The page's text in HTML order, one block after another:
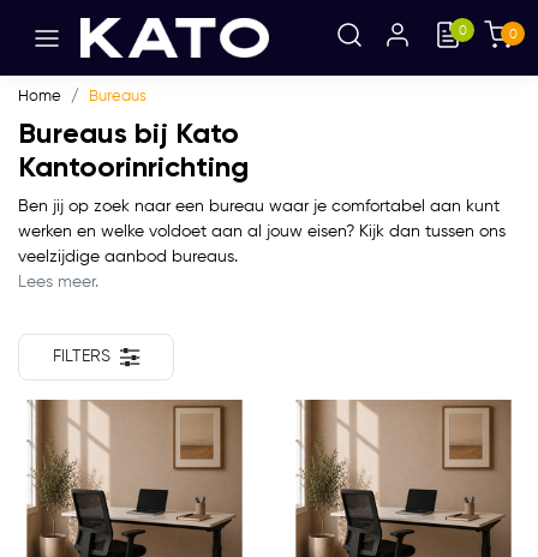
0 0
Home Bureaus
Bureaus bij Kato
Kantoorinrichting
Ben jij op zoek naar een bureau waar je comfortabel aan kunt
werken en welke voldoet aan al jouw eisen? Kijk dan tussen ons
veelzijdige aanbod bureaus.
Lees meer.
FILTERS